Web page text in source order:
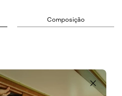
Composição